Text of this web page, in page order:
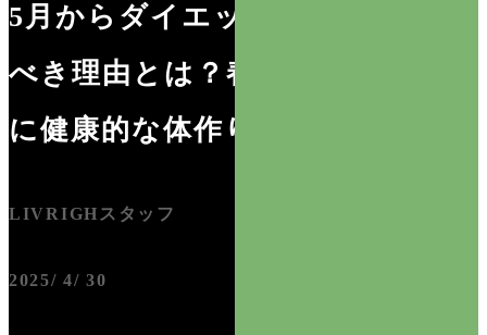
5月からダイエットを始める
べき理由とは？春の訪れと共
に健康的な体作りを目指そう
LIVRIGHスタッフ
2025/ 4/ 30